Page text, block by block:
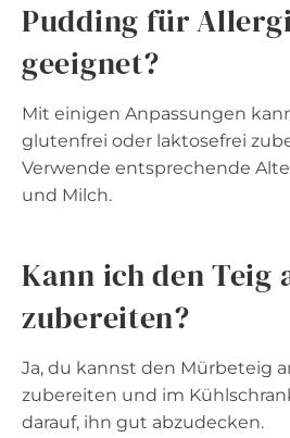
Pudding für
geeignet?
Mit einigen Anpassungen
glutenfrei oder laktosefrei
Verwende entsprechende
und Milch.
Kann ich den Teig
zubereiten?
Ja, du kannst den Mürbeteig
zubereiten und im
darauf, ihn gut abzudecken.